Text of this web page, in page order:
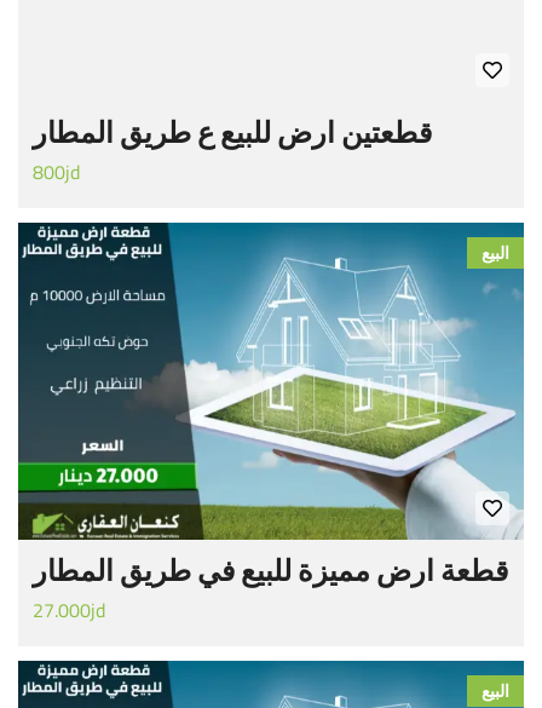
قطعتين ارض للبيع ع طريق المطار
800jd
البيع
قطعة ارض مميزة للبيع في طريق المطار
27.000jd
البيع